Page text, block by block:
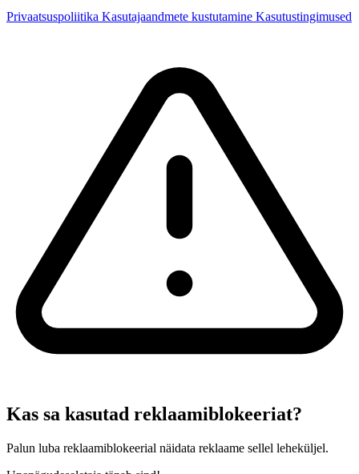
Privaatsuspoliitika Kasutajaandmete kustutamine Kasutustingimused
Kas sa kasutad reklaamiblokeeriat?
Palun luba reklaamiblokeerial näidata reklaame sellel leheküljel.